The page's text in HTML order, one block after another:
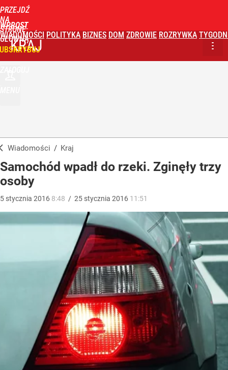
PRZEJDŹ
NA
STRONĘ
GŁÓWNĄ
WPROST
WIADOMOŚCI POLITYKA BIZNES DOM ZDROWIE ROZRYWKA
KRAJ
Wiadomości / Kraj
Samochód wpadł do rzeki. Zginęły trzy
osoby
5 stycznia 2016 8:48 / 25 stycznia 2016 11:51